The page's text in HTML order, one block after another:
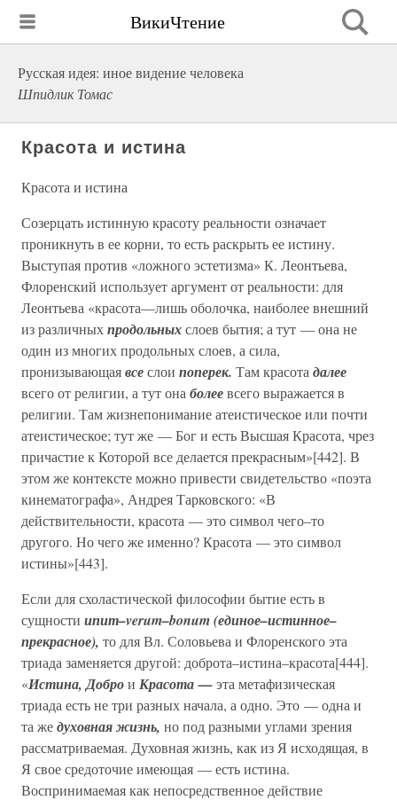
ВикиЧтение
Русская идея: иное видение человека
Шпидлик Томас
Красота и истина
Красота и истина
Созерцать истинную красоту реальности означает
проникнуть в ее корни, то есть раскрыть ее истину.
Выступая против «ложного эстетизма» К. Леонтьева,
Флоренский использует аргумент от реальности: для
Леонтьева «красота—лишь оболочка, наиболее внешний
из различныхпродольныхслоев бытия; а тут — она не
один из многих продольных слоев, а сила,
пронизывающаявсеслои поперек. Там красота далее
всего от религии, а тут она болеевсего выражается в
религии. Там жизнепонимание атеистическое или почти
атеистическое; тут же — Бог и есть Высшая Красота, чрез
причастие к Которой все делается прекрасным»[442]. В
этом же контексте можно привести свидетельство «поэта
кинематографа», Андрея Тарковского: «В
действительности, красота — это символ чего–то
другого. Но чего же именно? Красота — это символ
истины»[443].
Если для схоластической философии бытие есть в
сущности ипит–verum–bonum (единое–истинное–
прекрасное), то для Вл. Соловьева и Флоренского эта
триада заменяется другой: доброта–истина–красота[444].
«Истина, Доброи Красота —эта метафизическая
триада есть не три разных начала, а одно. Это — одна и
та жедуховная жизнь, но под разными углами зрения
рассматриваемая. Духовная жизнь, как из Я исходящая, в
Я свое средоточие имеющая — есть истина.
Воспринимаемая как непосредственное действие